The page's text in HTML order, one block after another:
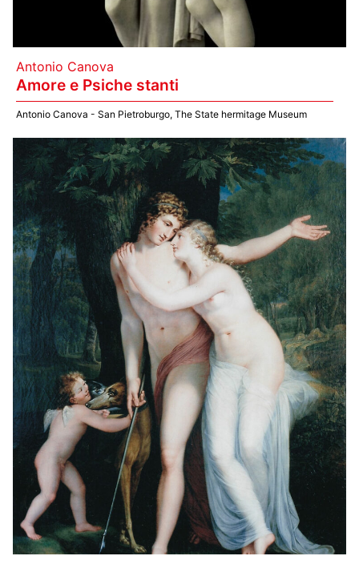
Antonio Canova
Amore e Psiche stanti
Antonio Canova - San Pietroburgo, The State hermitage Museum